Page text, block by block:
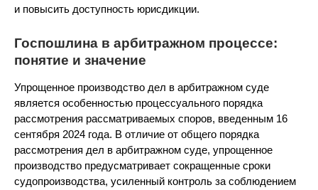
и повысить доступность юрисдикции.
Госпошлина в арбитражном процессе:
понятие и значение
Упрощенное производство дел в арбитражном суде
является особенностью процессуального порядка
рассмотрения рассматриваемых споров, введенным 16
сентября 2024 года. В отличие от общего порядка
рассмотрения дел в арбитражном суде, упрощенное
производство предусматривает сокращенные сроки
судопроизводства, усиленный контроль за соблюдением